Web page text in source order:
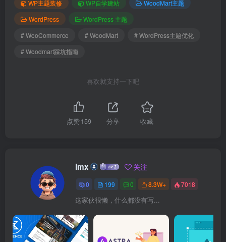
WP主题装修 WP自学建站
WoodMart主题
WordPress
WordPress 主题
# WooCommerce
# WoodMart
# WordPress主题优化
# Woodmart踩坑指南
喜欢就支持一下吧
点赞159 分享 收藏
lmx 关注
0 199 0 8.3W+ 7018
这家伙很懒，什么都没有写...